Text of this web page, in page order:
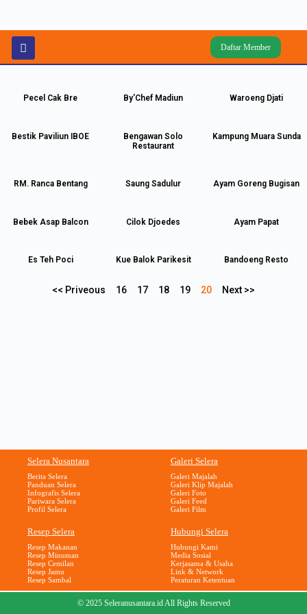
Daftar Member
Pecel Cak Bre By'Chef Madiun Waroeng Djati
Bestik Paviliun IBOE
Bengawan Solo
Restaurant
Kampung Muara Sunda
RM. Ranca Bentang Saung Sadulur Ayam Goreng Bugisan
Bebek Asap Balcon Cilok Djoedes Ayam Papat
Es Teh Poci Kue Balok Parikesit Bandoeng Resto
<< Priveous 16 17 18 19 20 Next >>
Selera Nusantara
Berita Selera
Panduan Selera
Infografis Selera
Pariwara Selera
Profil Selera
Galeri Selera
Galeri Majalah
Galeri Klip Majalah
Galeri Foto
Galeri Feed
Galeri Film
Resep Selera
Resep Makanan
Resep Minuman
Resep Cemilan
Resep Jamu
Resep Sambal
Hubungi Selera
Hubungi Kami
Media Sosial
Kerjasama & Usaha
Link & Network
Peraturan Ketentuan
© 2025 Seleranusantara.id All Rights Reserved